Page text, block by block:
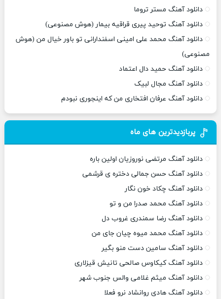
دانلود آهنگ مستر تروما
دانلود آهنگ توحید پیری قراقیه بیمار (هوش مصنوعی)
دانلود آهنگ محمد علی امینی اسفندارانی تو باور خیال من (هوش
مصنوعی)
دانلود آهنگ حمید دال اعتماد
دانلود آهنگ مجال لبیک
دانلود آهنگ عرفان افتخاری من که اینجوری نبودم
پربازدیدترین های ماه
دانلود آهنگ مرتضی نوروزیان اولین باره
دانلود آهنگ حسن جمالی دختره ی قرشمی
دانلود آهنگ چکاد خون نگار
دانلود آهنگ محمد صدرا من و تو
دانلود آهنگ رضا سمندری غروب دل
دانلود آهنگ محمد میوه چیان جای من
دانلود آهنگ سامین دست منو بگیر
دانلود آهنگ کیکاوس صالحی تانیش قیزلاری
دانلود آهنگ میثم غلامی والس جنوب شهر
دانلود آهنگ هادی روانشاد نرو فعلا